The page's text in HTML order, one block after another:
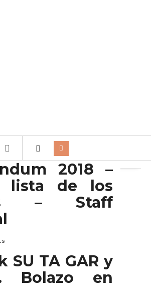
2018 –
lista de los
– Staff
SU TA GAR y
Bolazo en